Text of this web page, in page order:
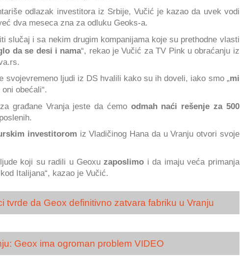
odlazak investitora iz Srbije, Vučić je kazao da uvek vodi
dva meseca zna za odluku Geoks-a.
slučaj i sa nekim drugim kompanijama koje su prethodne vlasti
da se desi i nama“, rekao je Vučić za TV Pink u obraćanju iz
svojevremeno ljudi iz DS hvalili kako su ih doveli, iako smo „mi
obećali“.
građane Vranja jeste da ćemo odmah naći rešenje za 500
investitorom iz Vladičinog Hana da u Vranju otvori svoje
koji su radili u Geoxuzaposlimo i da imaju veća primanja
Italijana“, kazao je Vučić.
tvrde da Geox definitivno zatvara fabriku u Vranju
Geox ima ogroman problem VIDEO